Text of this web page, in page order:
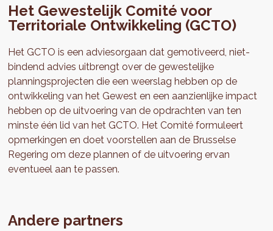
Het Gewestelijk Comité voor
Territoriale Ontwikkeling (GCTO)
Het GCTO is een adviesorgaan dat gemotiveerd, niet-
bindend advies uitbrengt over de gewestelijke
planningsprojecten die een weerslag hebben op de
ontwikkeling van het Gewest en een aanzienlijke impact
hebben op de uitvoering van de opdrachten van ten
minste één lid van het GCTO. Het Comité formuleert
opmerkingen en doet voorstellen aan de Brusselse
Regering om deze plannen of de uitvoering ervan
eventueel aan te passen.
Andere partners